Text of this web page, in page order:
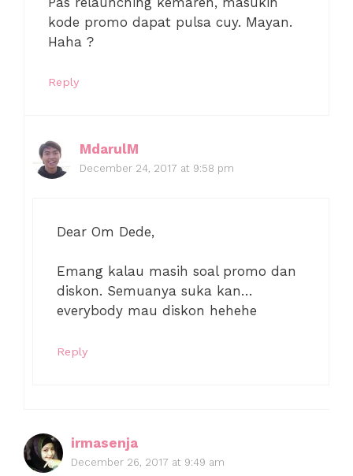
kode promo dapat pulsa cuy. Mayan.
Haha ?
Reply
MdarulM
December 24, 2017 at 9:58 pm
Dear Om Dede,
Emang kalau masih soal promo dan
diskon. Semuanya suka kan…
everybody mau diskon hehehe
Reply
irmasenja
December 26, 2017 at 9:49 am